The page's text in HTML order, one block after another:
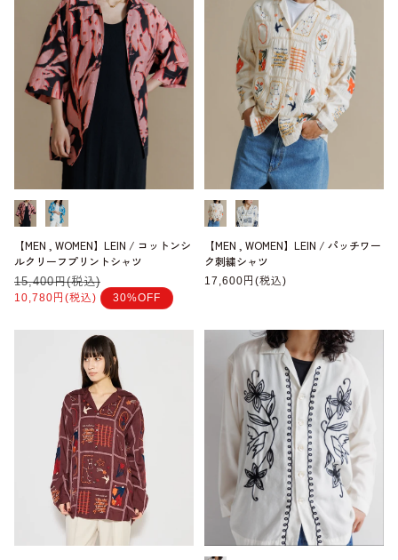
【MEN , WOMEN】LEIN / コットンシ
ルクリーフプリントシャツ
通
常
価
15,400円(税込)
ー
ル
価
10,780円(税込) 30%OFF
【MEN , WOMEN】LEIN / パッチワー
ク刺繍シャツ
通
17,600円(税込)